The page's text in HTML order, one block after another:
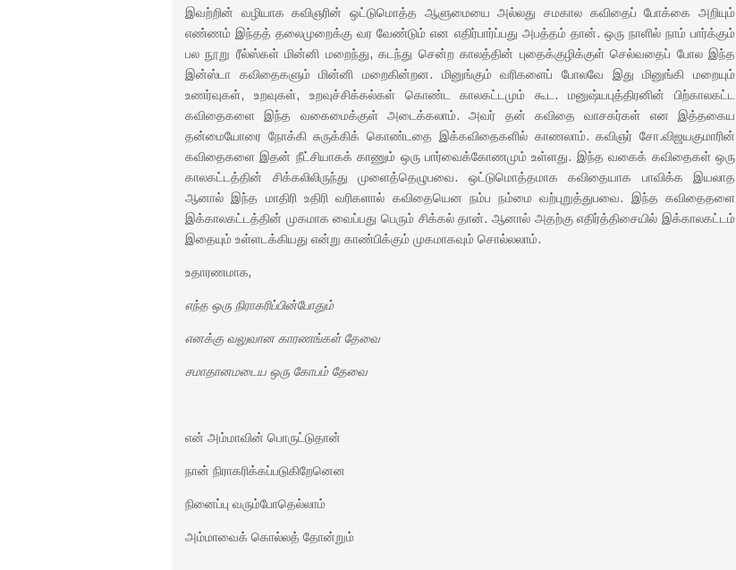
இவற்றின் வழியாக கவிஞரின் ஒட்டுமொத்த ஆளுமையை அல்லது சமகால கவிதைப் போக்கை அறியும்
எண்ணம் இந்தத் தலைமுறைக்கு வர வேண்டும் என எதிர்பார்ப்பது அபத்தம் தான். ஒரு நாளில் நாம் பார்க்கும்
பல நூறு ரீல்ஸ்கள் மின்னி மறைந்து, கடந்து சென்ற காலத்தின் புதைக்குழிக்குள் செல்வதைப் போல இந்த
இன்ஸ்டா கவிதைகளும் மின்னி மறைகின்றன. மினுங்கும் வரிகளைப் போலவே இது மினுங்கி மறையும்
உணர்வுகள், உறவுகள், உறவுச்சிக்கல்கள் கொண்ட காலகட்டமும் கூட. மனுஷ்யபுத்திரனின் பிற்காலகட்ட
கவிதைகளை இந்த வகைமைக்குள் அடைக்கலாம். அவர் தன் கவிதை வாசகர்கள் என இத்தகைய
தன்மையோரை நோக்கி சுருக்கிக் கொண்டதை இக்கவிதைகளில் காணலாம். கவிஞர் சோ.விஜயகுமாரின்
கவிதைகளை இதன் நீட்சியாகக் காணும் ஒரு பார்வைக்கோணமும் உள்ளது. இந்த வகைக் கவிதைகள் ஒரு
காலகட்டத்தின் சிக்கலிலிருந்து முளைத்தெழுபவை. ஒட்டுமொத்தமாக கவிதையாக பாவிக்க இயலாத
ஆனால் இந்த மாதிரி உதிரி வரிகளால் கவிதையென நம்ப நம்மை வற்புறுத்துபவை. இந்த கவிதைதளை
இக்காலகட்டத்தின் முகமாக வைப்பது பெரும் சிக்கல் தான். ஆனால் அதற்கு எதிர்த்திசையில் இக்காலகட்டம்
இதையும் உள்ளடக்கியது என்று காண்பிக்கும் முகமாகவும் சொல்லலாம்.
உதாரணமாக,
எந்த ஒரு நிராகரிப்பின்போதும்
எனக்கு வலுவான காரணங்கள் தேவை
சமாதானமடைய ஒரு கோபம் தேவை
என் அம்மாவின் பொருட்டுதான்
நான் நிராகரிக்கப்படுகிறேனென
நினைப்பு வரும்போதெல்லாம்
அம்மாவைக் கொல்லத் தோன்றும்